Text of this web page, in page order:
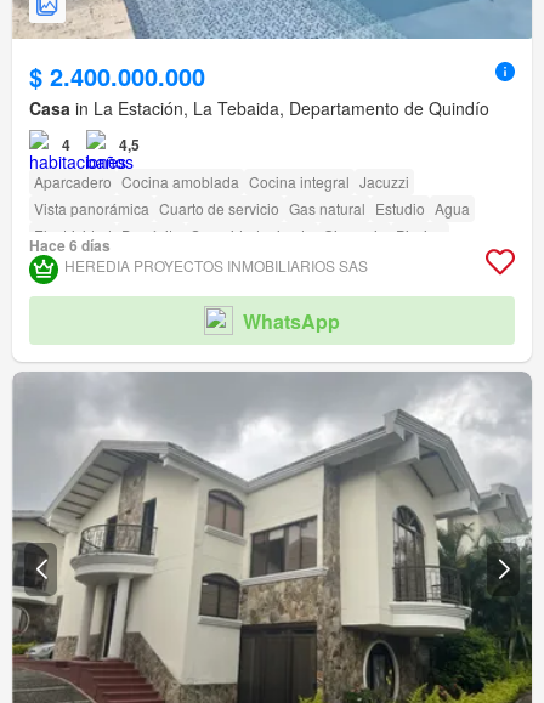
$ 2.400.000.000
Casa in La Estación, La Tebaida, Departamento de Quindío
4 4,5
Aparcadero Cocina amoblada Cocina integral Jacuzzi
Vista panorámica Cuarto de servicio Gas natural Estudio Agua
Electricidad Depósito Seguridad privada Gimnasio
Piscina
Área infantil Jardín Barbecue Cancha de tenis
Hace 6 días
HEREDIA PROYECTOS INMOBILIARIOS SAS
WhatsApp